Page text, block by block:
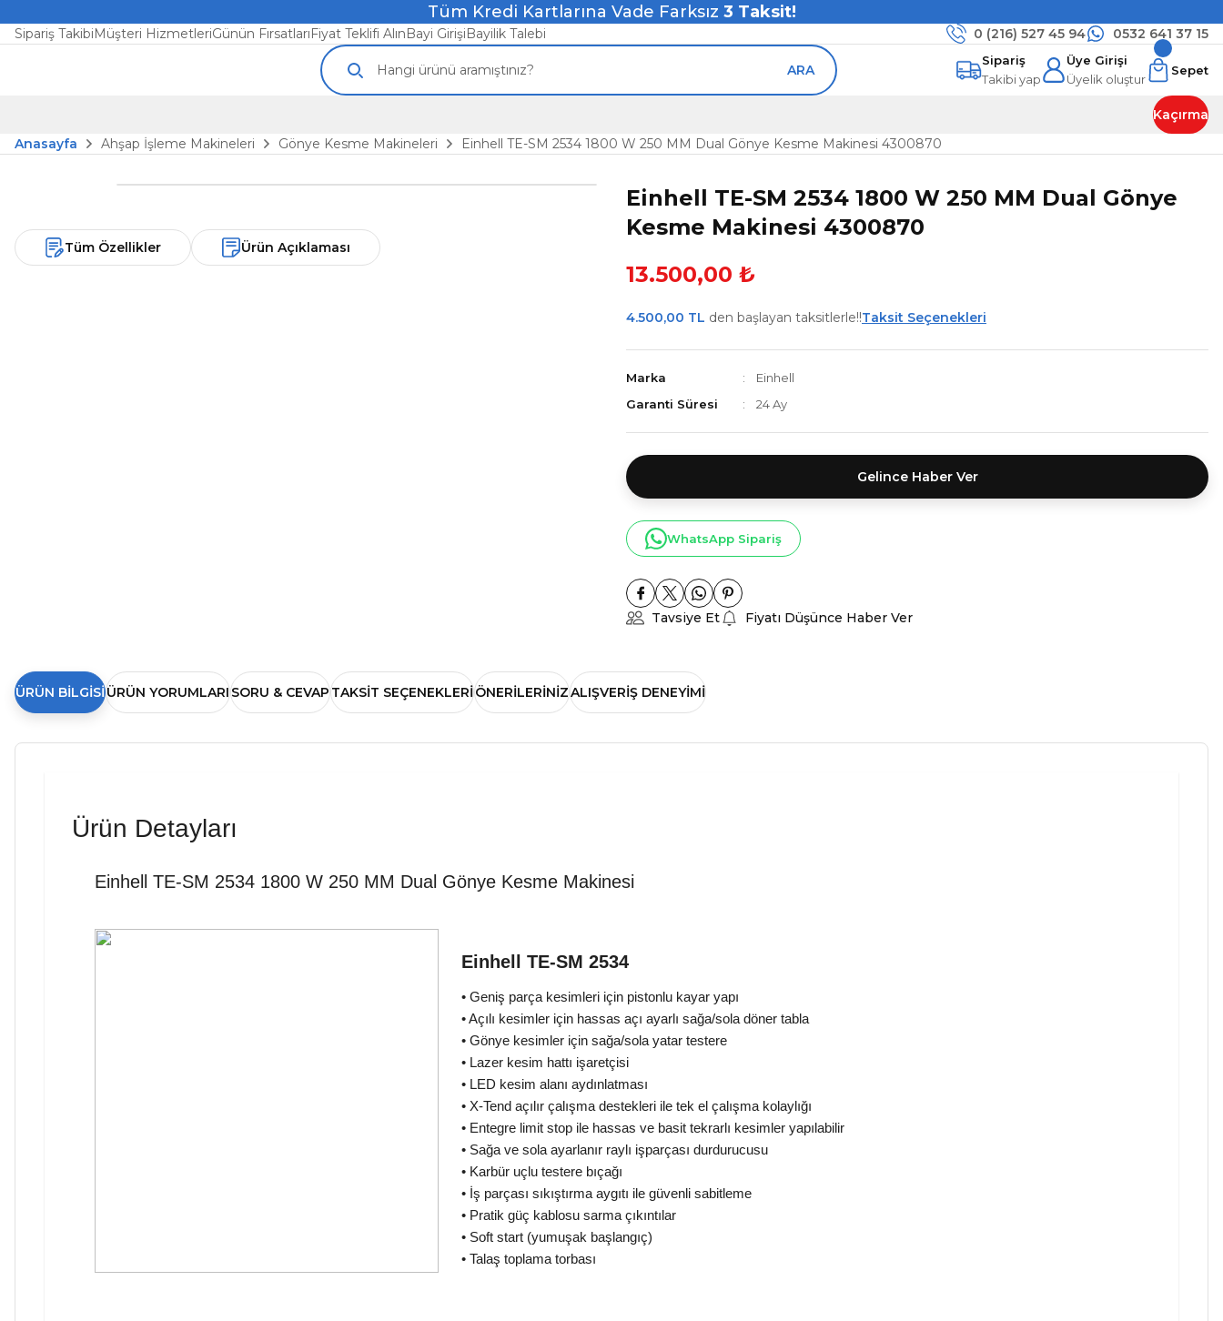
Tüm Kredi Kartlarına Vade Farksız 3 Taksit!
Sipariş TakibiMüşteri HizmetleriGünün FırsatlarıFiyat Teklifi AlınBayi GirişiBayilik Talebi 0 (216) 527 45 94 0532 641 37 15
ARA
Sipariş
Takibi yap
Üye Girişi
Üyelik oluştur
Sepet
Kaçırma
Anasayfa
Ahşap İşleme Makineleri Gönye Kesme Makineleri Einhell TE-SM 2534 1800 W 250 MM Dual Gönye Kesme Makinesi 4300870
Tüm Özellikler Ürün Açıklaması
Einhell TE-SM 2534 1800 W 250 MM Dual Gönye
Kesme Makinesi 4300870
13.500,00 ₺
4.500,00 TL den başlayan taksitlerle!!Taksit Seçenekleri
Marka
Einhell
Garanti Süresi
24 Ay
Gelince Haber Ver
WhatsApp Sipariş
Tavsiye Et Fiyatı Düşünce Haber Ver
ÜRÜN BILGISI ÜRÜN YORUMLARISORU & CEVAPTAKSIT SEÇENEKLERIÖNERILERINIZALIŞVERIŞ DENEYIMI
Ürün Detayları
Einhell TE-SM 2534 1800 W 250 MM Dual Gönye Kesme Makinesi
Einhell TE-SM 2534
• Geniş parça kesimleri için pistonlu kayar yapı
• Açılı kesimler için hassas açı ayarlı sağa/sola döner tabla
• Gönye kesimler için sağa/sola yatar testere
• Lazer kesim hattı işaretçisi
• LED kesim alanı aydınlatması
• X-Tend açılır çalışma destekleri ile tek el çalışma kolaylığı
• Entegre limit stop ile hassas ve basit tekrarlı kesimler yapılabilir
• Sağa ve sola ayarlanır raylı işparçası durdurucusu
• Karbür uçlu testere bıçağı
• İş parçası sıkıştırma aygıtı ile güvenli sabitleme
• Pratik güç kablosu sarma çıkıntılar
• Soft start (yumuşak başlangıç)
• Talaş toplama torbası